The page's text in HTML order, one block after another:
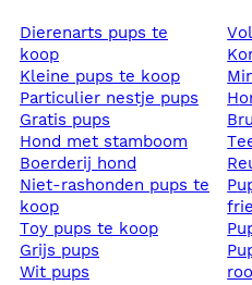
dierenarts pups te
koop
kleine pups te koop
particulier nestje pups
gratis pups
hond met stamboom
boerderij hond
niet-rashonden pups te
koop
toy pups te koop
grijs pups
wit pups
pups te koop in
pups te koop in